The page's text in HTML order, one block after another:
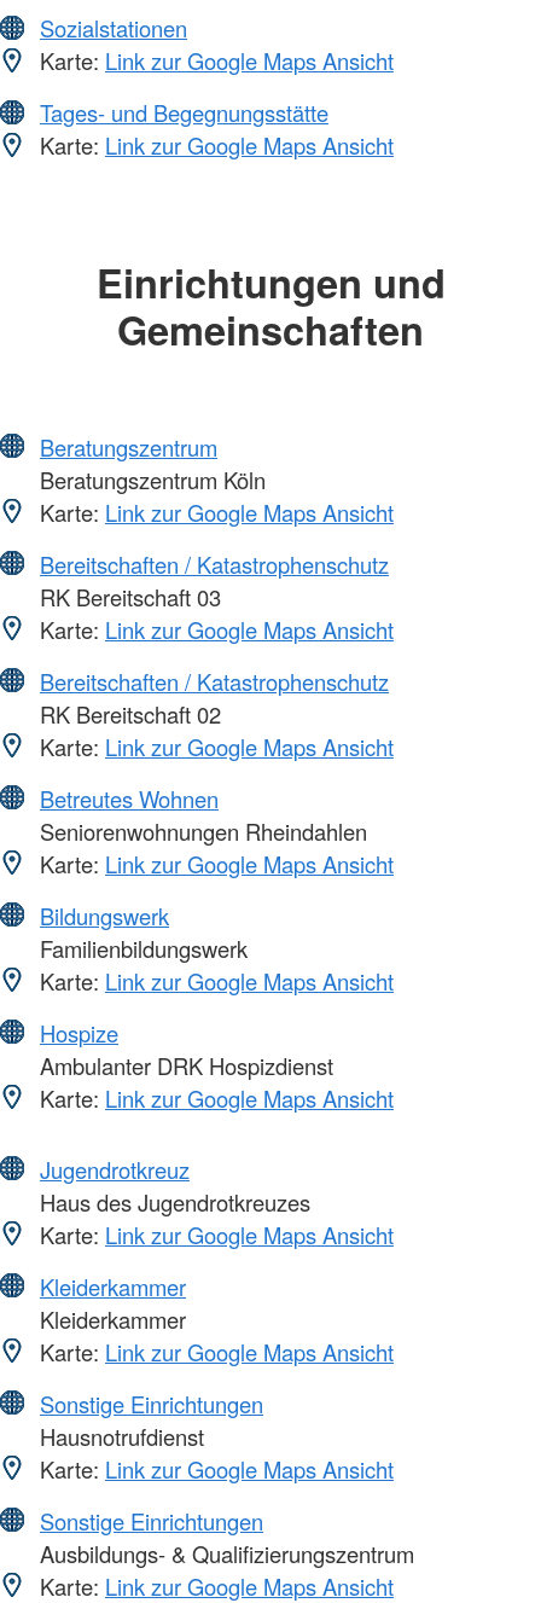
Sozialstationen
Karte: Link zur Google Maps Ansicht
Tages- und Begegnungsstätte
Karte: Link zur Google Maps Ansicht
Einrichtungen und
Gemeinschaften
Beratungszentrum
Beratungszentrum Köln
Karte: Link zur Google Maps Ansicht
Bereitschaften / Katastrophenschutz
RK Bereitschaft 03
Karte: Link zur Google Maps Ansicht
Bereitschaften / Katastrophenschutz
RK Bereitschaft 02
Karte: Link zur Google Maps Ansicht
Betreutes Wohnen
Seniorenwohnungen Rheindahlen
Karte: Link zur Google Maps Ansicht
Bildungswerk
Familienbildungswerk
Karte: Link zur Google Maps Ansicht
Hospize
Ambulanter DRK Hospizdienst
Karte: Link zur Google Maps Ansicht
Jugendrotkreuz
Haus des Jugendrotkreuzes
Karte: Link zur Google Maps Ansicht
Kleiderkammer
Kleiderkammer
Karte: Link zur Google Maps Ansicht
Sonstige Einrichtungen
Hausnotrufdienst
Karte: Link zur Google Maps Ansicht
Sonstige Einrichtungen
Ausbildungs- & Qualifizierungszentrum
Karte: Link zur Google Maps Ansicht